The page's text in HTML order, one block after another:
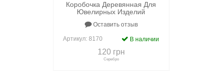
Коробочка Деревянная Для
Ювелирных Изделий
Оставить отзыв
Артикул: 8170 В наличии
120 грн
Серебро